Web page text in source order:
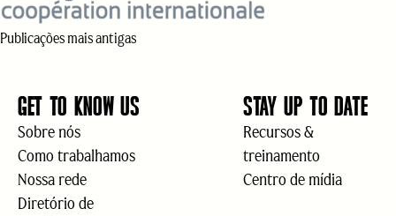
NAVEGAÇÃO
POR
POSTS
Publicações mais antigas
GET TO KNOW US
Sobre nós
Como trabalhamos
Nossa rede
Diretório de
STAY UP TO DATE
Recursos &
treinamento
Centro de mídia